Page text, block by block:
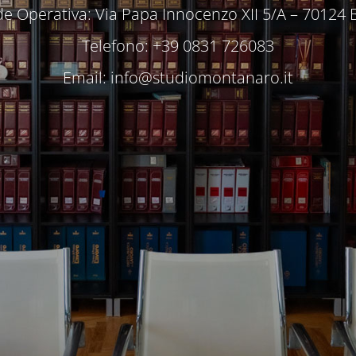
Operativa: Via Papa Innocenzo XII 5/A – 70124
Telefono: +39 0831 726083
Email:info@studiomontanaro.it